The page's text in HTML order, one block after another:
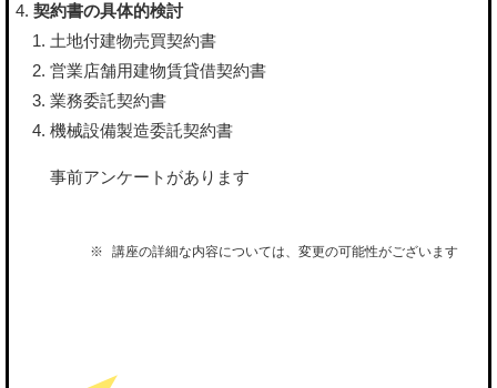
契約書の具体的検討
土地付建物売買契約書
営業店舗用建物賃貸借契約書
業務委託契約書
機械設備製造委託契約書
事前アンケートがあります
講座の詳細な内容については、変更の可能性がございます